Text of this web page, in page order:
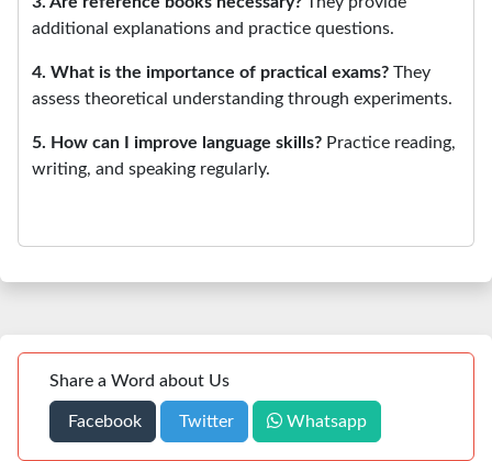
additional explanations and practice questions.
4. What is the importance of practical exams? They
assess theoretical understanding through experiments.
5. How can I improve language skills? Practice reading,
writing, and speaking regularly.
Share a Word about Us
Facebook Twitter Whatsapp